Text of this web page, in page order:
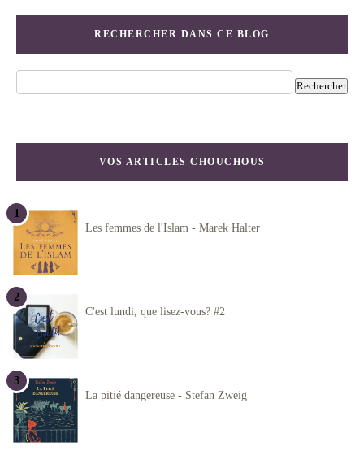
RECHERCHER DANS CE BLOG
VOS ARTICLES CHOUCHOUS
Les femmes de l'Islam - Marek Halter
C'est lundi, que lisez-vous? #2
La pitié dangereuse - Stefan Zweig